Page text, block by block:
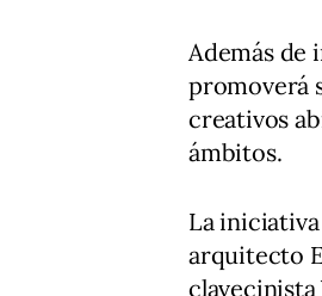
Además de
promoverá
creativos
ámbitos.
La
arquitecto
clavecinista